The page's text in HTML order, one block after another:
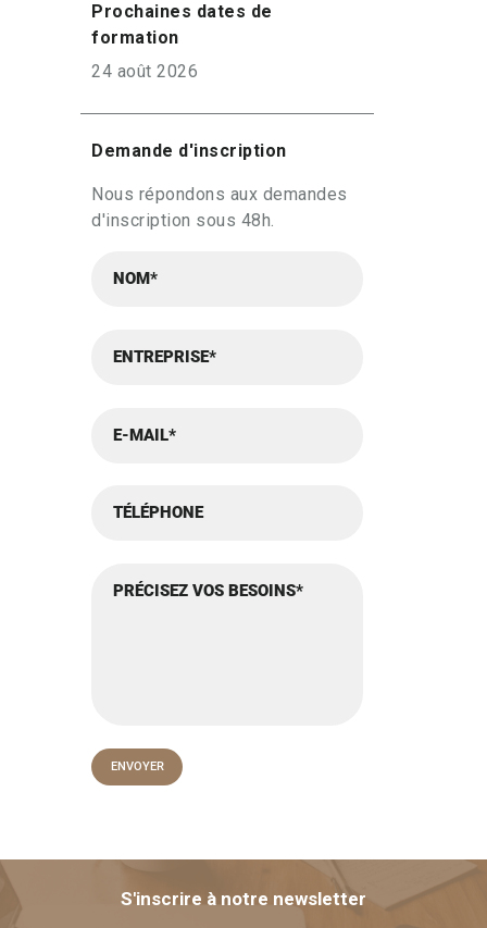
Prochaines dates de
formation
24 août 2026
Demande d'inscription
Nous répondons aux demandes
d'inscription sous 48h.
S'inscrire à notre newsletter